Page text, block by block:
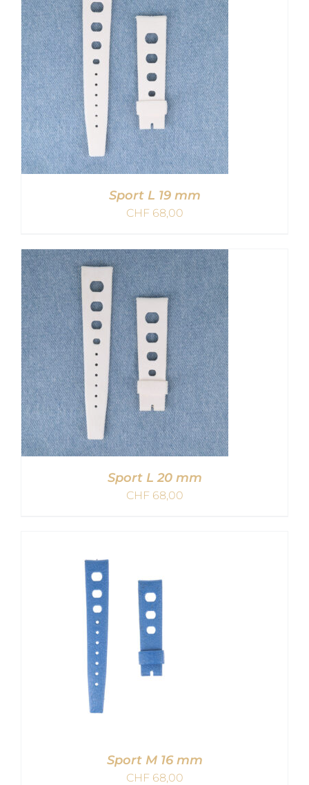
DETAILS
IN DEN WARENKORB
/
DETAILS
Sport L 19 mm
CHF68,00
DETAILS
Sport L 20 mm
CHF68,00
Sport M 16 mm
CHF68,00